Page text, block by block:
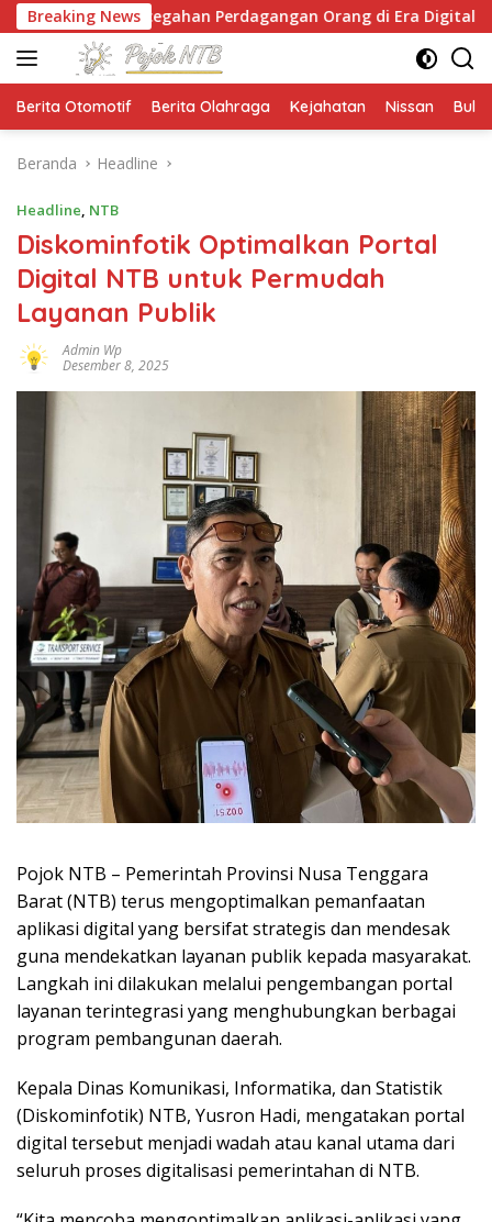
Langsung
ke
konten
Breaking NewsPerdagangan Orang di Era Digital NTB
Berita Otomotif Berita Olahraga Kejahatan Nissan
Beranda Headline
Headline, NTB
Diskominfotik Optimalkan Portal
Digital NTB untuk Permudah
Layanan Publik
Admin Wp
Desember 8, 2025
Pojok NTB – Pemerintah Provinsi Nusa Tenggara
Barat (NTB) terus mengoptimalkan pemanfaatan
aplikasi digital yang bersifat strategis dan mendesak
guna mendekatkan layanan publik kepada masyarakat.
Langkah ini dilakukan melalui pengembangan portal
layanan terintegrasi yang menghubungkan berbagai
program pembangunan daerah.
Kepala Dinas Komunikasi, Informatika, dan Statistik
(Diskominfotik) NTB, Yusron Hadi, mengatakan portal
digital tersebut menjadi wadah atau kanal utama dari
seluruh proses digitalisasi pemerintahan di NTB.